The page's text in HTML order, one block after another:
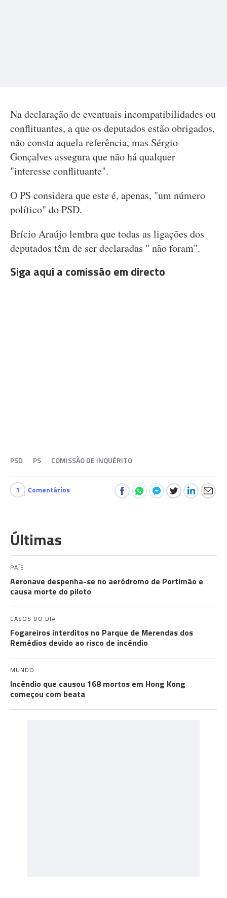
Na declaração de eventuais incompatibilidades ou
conflituantes, a que os deputados estão obrigados,
não consta aquela referência, mas Sérgio
Gonçalves assegura que não há qualquer
"interesse conflituante".
O PS considera que este é, apenas, "um número
político" do PSD.
Brício Araújo lembra que todas as ligações dos
deputados têm de ser declaradas " não foram".
Siga aqui a comissão em directo
PSD PS COMISSÃO DE INQUÉRITO
1 Comentários
Últimas
PAÍS
Aeronave despenha-se no aeródromo de Portimão e
causa morte do piloto
CASOS DO DIA
Fogareiros interditos no Parque de Merendas dos
Remédios devido ao risco de incêndio
MUNDO
Incêndio que causou 168 mortos em Hong Kong
começou com beata